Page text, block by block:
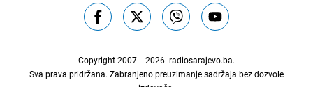
Copyright 2007. - 2026. radiosarajevo.ba.
Sva prava pridržana. Zabranjeno preuzimanje sadržaja bez dozvole